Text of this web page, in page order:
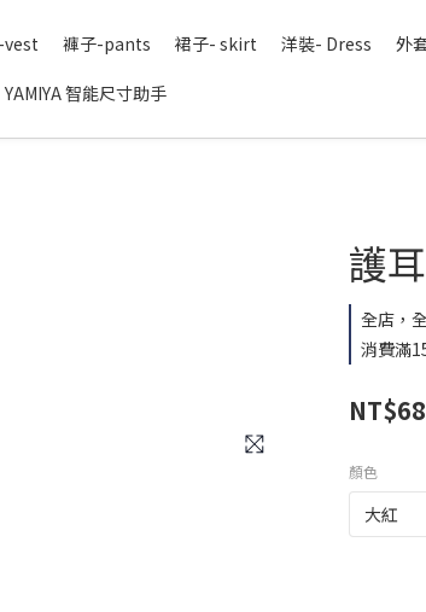
vest 褲子-pants 裙子- skirt 洋裝- Dress 外
YAMIYA 智能尺寸助手
護
全店，
消費滿
顏色